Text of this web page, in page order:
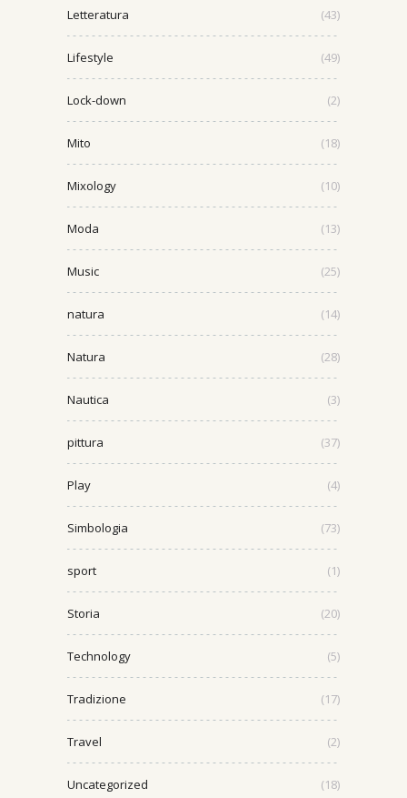
Letteratura (43)
Lifestyle (49)
Lock-down (2)
Mito (18)
Mixology (10)
Moda (13)
Music (25)
natura (14)
Natura (28)
Nautica (3)
pittura (37)
Play (4)
Simbologia (73)
sport (1)
Storia (20)
Technology (5)
Tradizione (17)
Travel (2)
Uncategorized (18)